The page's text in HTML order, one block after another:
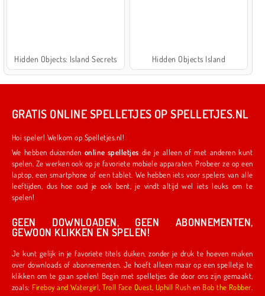
Hidden Objects: Island Secrets Hidden Objects Island
GRATIS ONLINE SPELLETJES OP SPELLETJES.NL
Hoi speler! Welkom op Spelletjes.nl!
We hebben duizenden online spelletjes die je alleen of met anderen kunt
spelen. Ze werken ook op je favoriete mobiele apparaten. Probeer ze op een
laptop, een smartphone of een tablet. We hebben iets voor spelers van alle
leeftijden, dus hoe oud je ook bent, je vindt altijd wel iets leuks om te
spelen!
GEEN DOWNLOADEN, GEEN ABONNEMENTEN,
GEWOON KLIKKEN EN SPELEN!
Je kunt gelijk in je favoriete titels duiken, zonder je druk te hoeven maken
over downloads of abonnementen. Je hoeft alleen maar op een spelletje te
klikken om te gaan spelen! Begin met spelletjes die door ons zijn gemaakt,
zoals:
Fireboy and Watergirl ,Troll Face Quest Uphill Rush en Bob the Robber